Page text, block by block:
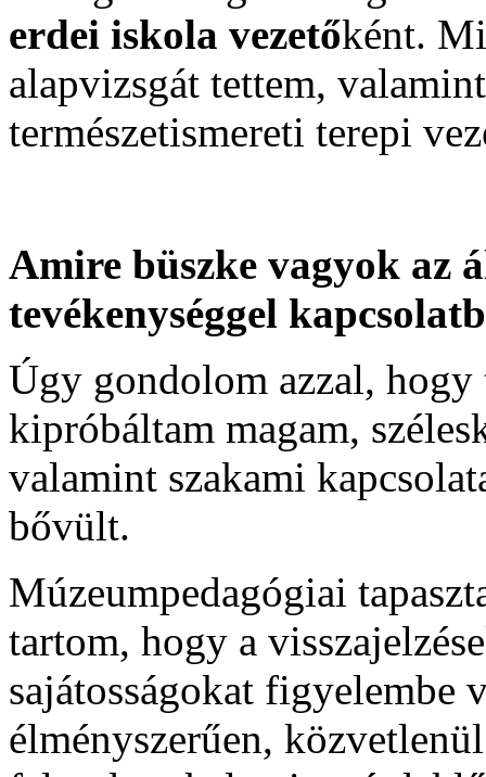
erdei iskola vezetőként.
alapvizsgát tettem,
természetismereti terepi
Amire büszke vagyok az
tevékenységgel
Úgy gondolom azzal,
kipróbáltam magam,
valamint szakami
bővült.
Múzeumpedagógiai
tartom, hogy a
sajátosságokat figyelembe
élményszerűen,